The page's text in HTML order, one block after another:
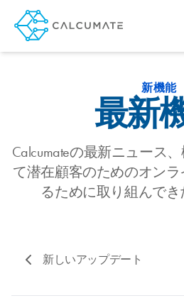
新機能
最新
Calcumateの最新ニュース
て潜在顧客のためのオン
るために取り組んでき
新しいアップデート